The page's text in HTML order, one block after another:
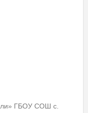
ГБОУ СОШ с.